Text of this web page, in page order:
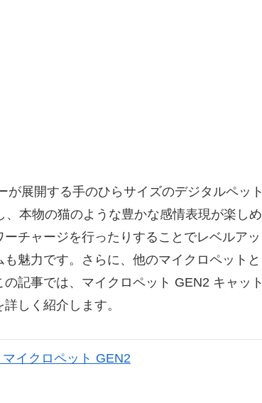
が展開する手のひらサイズのデジタルペット
本物の猫のような豊かな感情表現が楽しめ
チャージを行ったりすることでレベルアッ
魅力です。さらに、他のマイクロペットと
記事では、マイクロペット GEN2 キャット
しく紹介します。
イクロペット GEN2